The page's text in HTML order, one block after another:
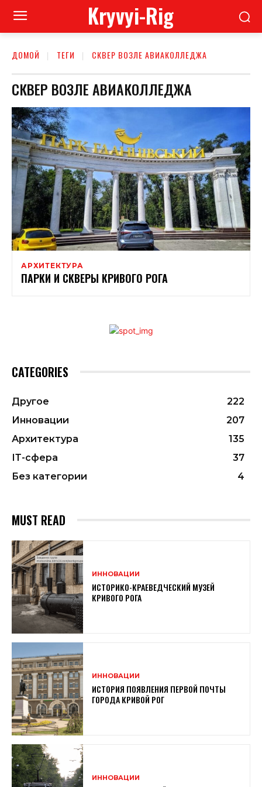
Kryvyi-Rig
ДОМОЙ ТЕГИ СКВЕР ВОЗЛЕ АВИАКОЛЛЕДЖА
СКВЕР ВОЗЛЕ АВИАКОЛЛЕДЖА
АРХИТЕКТУРА
ПАРКИ И СКВЕРЫ КРИВОГО РОГА
CATEGORIES
Другое
222
Инновации
207
Архитектура
135
ІТ-сфера
37
Без категории
4
MUST READ
ИННОВАЦИИ
ИСТОРИКО-КРАЕВЕДЧЕСКИЙ МУЗЕЙ
КРИВОГО РОГА
ИННОВАЦИИ
ИСТОРИЯ ПОЯВЛЕНИЯ ПЕРВОЙ ПОЧТЫ
ГОРОДА КРИВОЙ РОГ
ИННОВАЦИИ